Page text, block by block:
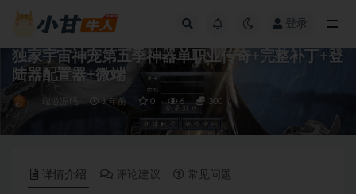
登录
独家宇宙神宠第五季神器单职业传奇+完整补丁+登
陆器配置器+微端
端游源码 3 年前 0 6 300
详情介绍 评论建议 常见问题